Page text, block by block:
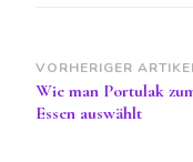
VORHERIGER
Wie man Portulak
Essen auswählt